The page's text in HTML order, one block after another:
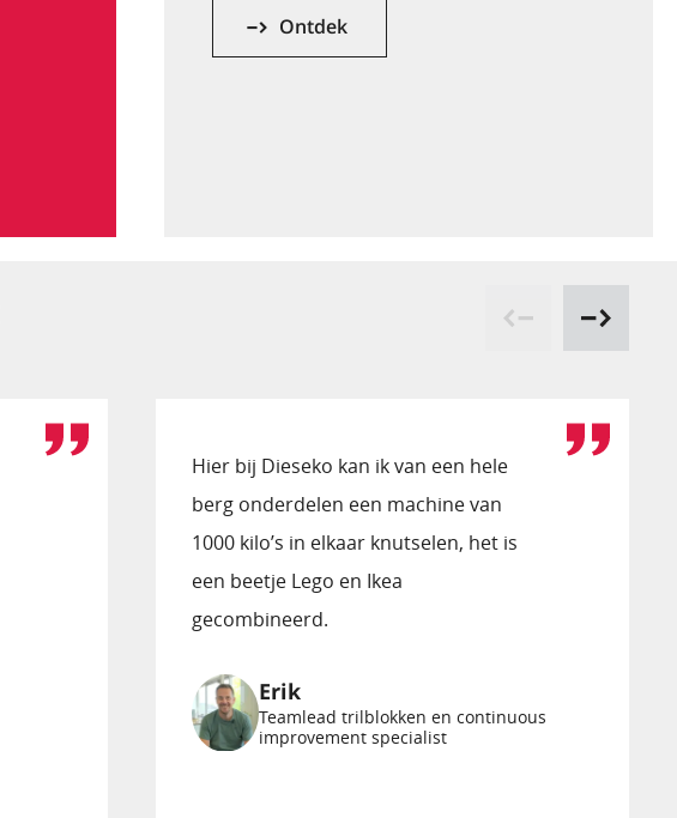
Ontdek
Hier bij Dieseko kan ik van een hele
berg onderdelen een machine van
1000 kilo’s in elkaar knutselen, het is
een beetje Lego en Ikea
gecombineerd.
Erik
Teamlead trilblokken en continuous
improvement specialist